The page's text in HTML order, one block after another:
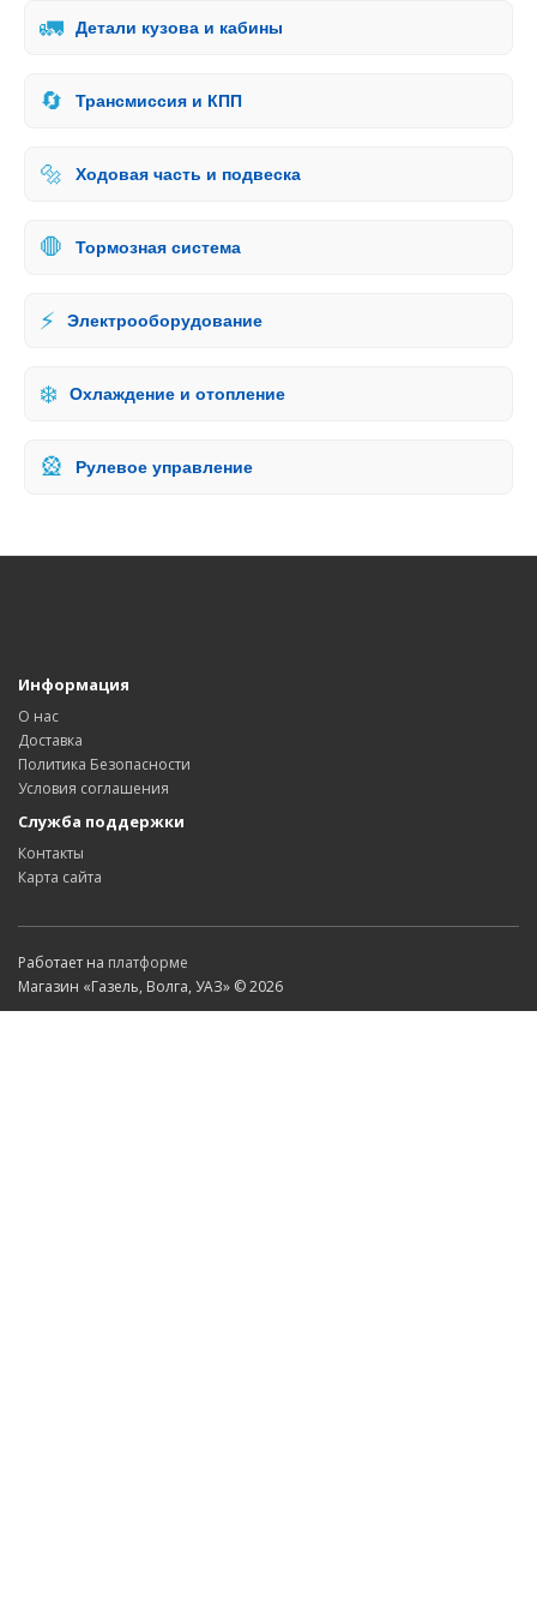
🚛 Детали кузова и кабины
🔄 Трансмиссия и КПП
🔩 Ходовая часть и подвеска
🛑 Тормозная система
⚡ Электрооборудование
❄️ Охлаждение и отопление
🎡 Рулевое управление
Информация
О нас
Доставка
Политика Безопасности
Условия соглашения
Служба поддержки
Контакты
Карта сайта
Работает на платформе
Магазин «Газель, Волга, УАЗ» © 2026